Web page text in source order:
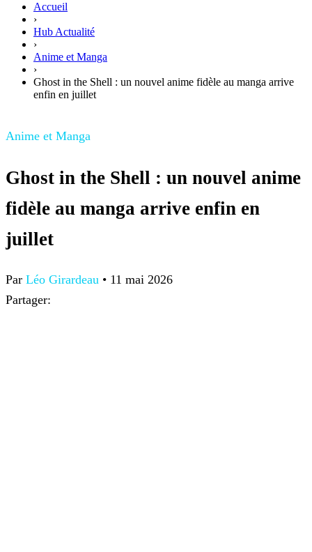
Accueil
›
Hub Actualité
›
Anime et Manga
›
Ghost in the Shell : un nouvel anime fidèle au manga arrive
enfin en juillet
Anime et Manga
Ghost in the Shell : un nouvel anime
fidèle au manga arrive enfin en
juillet
Par Léo Girardeau • 11 mai 2026
Partager: